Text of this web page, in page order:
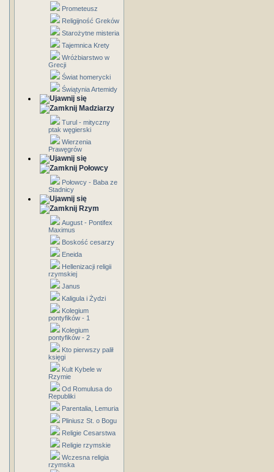
Prometeusz
Religijność Greków
Starożytne misteria
Tajemnica Krety
Wróżbiarstwo w
Grecji
Świat homerycki
Świątynia Artemidy
Madziarzy
Turul - mityczny
ptak węgierski
Wierzenia
Prawęgrów
Połowcy
Połowcy - Baba ze
Stadnicy
Rzym
August - Pontifex
Maximus
Boskość cesarzy
Eneida
Hellenizacji religii
rzymskiej
Janus
Kaligula i Żydzi
Kolegium
pontyfików - 1
Kolegium
pontyfików - 2
Kto pierwszy palił
księgi
Kult Kybele w
Rzymie
Od Romulusa do
Republiki
Parentalia, Lemuria
Pliniusz St. o Bogu
Religie Cesarstwa
Religie rzymskie
Wczesna religia
rzymska